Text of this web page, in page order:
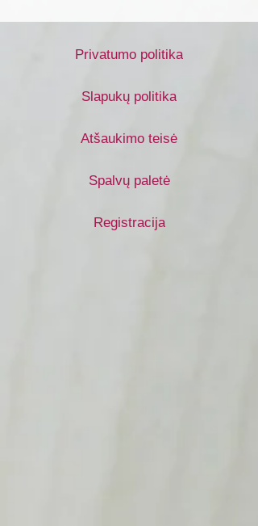
Privatumo politika
Slapukų politika
Atšaukimo teisė
Spalvų paletė
Registracija